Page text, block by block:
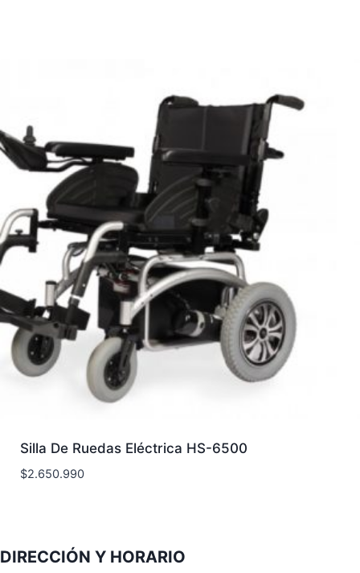
Silla De Ruedas Eléctrica HS-6500
$2.650.990
DIRECCIÓN Y HORARIO